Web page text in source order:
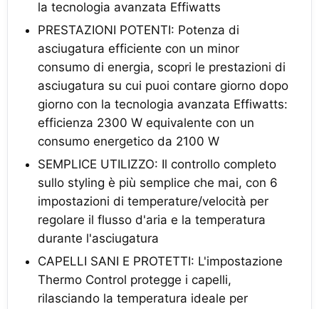
la tecnologia avanzata Effiwatts
PRESTAZIONI POTENTI: Potenza di
asciugatura efficiente con un minor
consumo di energia, scopri le prestazioni di
asciugatura su cui puoi contare giorno dopo
giorno con la tecnologia avanzata Effiwatts:
efficienza 2300 W equivalente con un
consumo energetico da 2100 W
SEMPLICE UTILIZZO: Il controllo completo
sullo styling è più semplice che mai, con 6
impostazioni di temperature/velocità per
regolare il flusso d'aria e la temperatura
durante l'asciugatura
CAPELLI SANI E PROTETTI: L'impostazione
Thermo Control protegge i capelli,
rilasciando la temperatura ideale per